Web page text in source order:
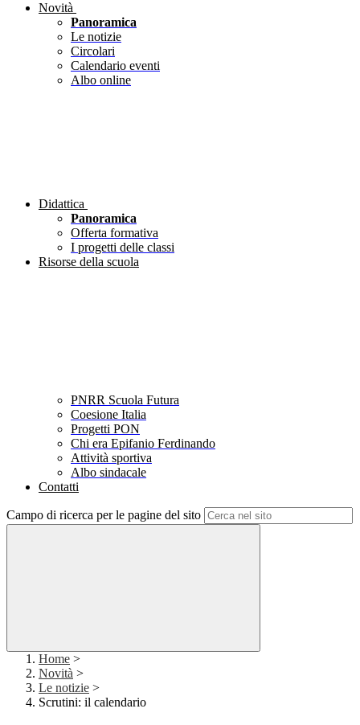
Novità
Panoramica
Le notizie
Circolari
Calendario eventi
Albo online
Didattica
Panoramica
Offerta formativa
I progetti delle classi
Risorse della scuola
PNRR Scuola Futura
Coesione Italia
Progetti PON
Chi era Epifanio Ferdinando
Attività sportiva
Albo sindacale
Contatti
Campo di ricerca per le pagine del sito
Home >
Novità >
Le notizie >
Scrutini: il calendario